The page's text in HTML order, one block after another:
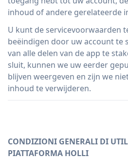
inhoud of andere gerelateerde
U kunt de servicevoorwaarden
beëindigen door uw account te
van alle delen van de app te
sluit, kunnen we uw eerder
blijven weergeven en zijn we
inhoud te verwijderen.
CONDIZIONI GENERALI DI
PIATTAFORMA HOLLI